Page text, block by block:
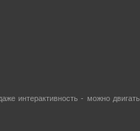
интерактивность - можно двигать